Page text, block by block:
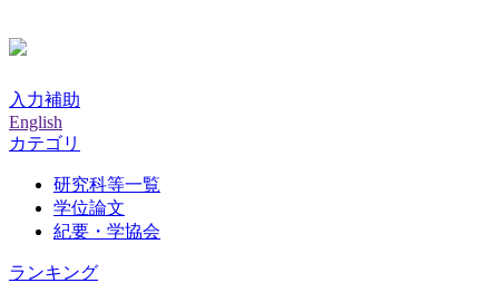
入力補助
English
カテゴリ
研究科等一覧
学位論文
紀要・学協会
ランキング